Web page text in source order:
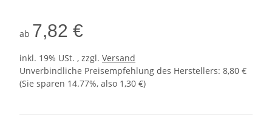
ab 7,82 €
inkl. 19% USt. , zzgl. Versand
Unverbindliche Preisempfehlung des Herstellers: 8,80 €
(Sie sparen 14.77%, also 1,30 €)